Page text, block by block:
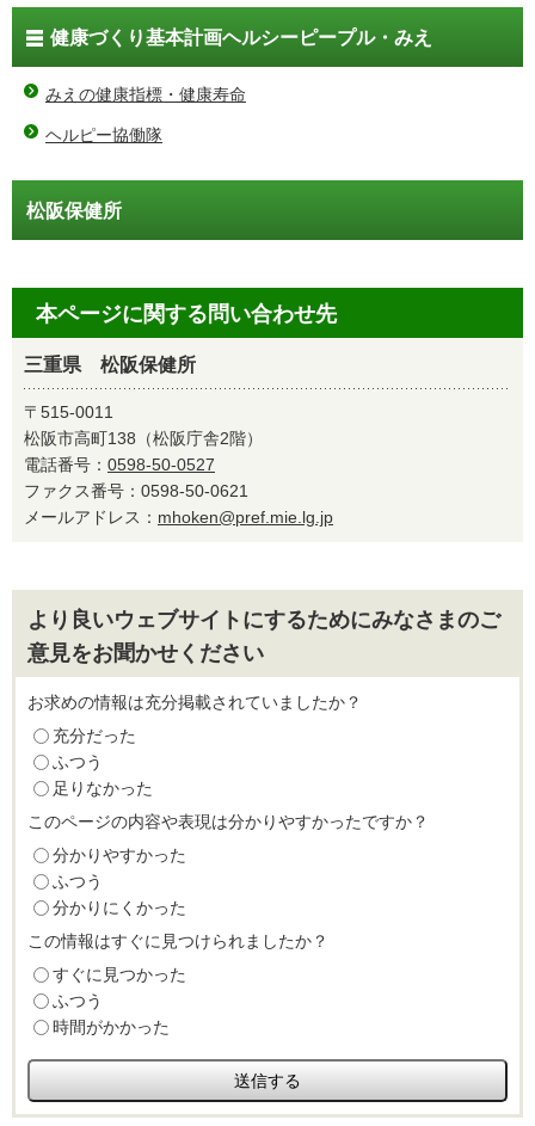
健康づくり基本計画ヘルシーピープル・みえ
みえの健康指標・健康寿命
ヘルピー協働隊
松阪保健所
本ページに関する問い合わせ先
三重県 松阪保健所
〒515-0011
松阪市高町138（松阪庁舎2階）
電話番号： 0598-50-0527
ファクス番号：0598-50-0621
メールアドレス： mhoken@pref.mie.lg.jp
より良いウェブサイトにするためにみなさまのご
意見をお聞かせください
お求めの情報は充分掲載されていましたか？
充分だった
ふつう
足りなかった
このページの内容や表現は分かりやすかったですか？
分かりやすかった
ふつう
分かりにくかった
この情報はすぐに見つけられましたか？
すぐに見つかった
ふつう
時間がかかった